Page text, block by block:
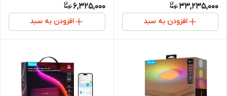
33,235,000
افزودن به سبد
6,325,000
افزودن به سبد